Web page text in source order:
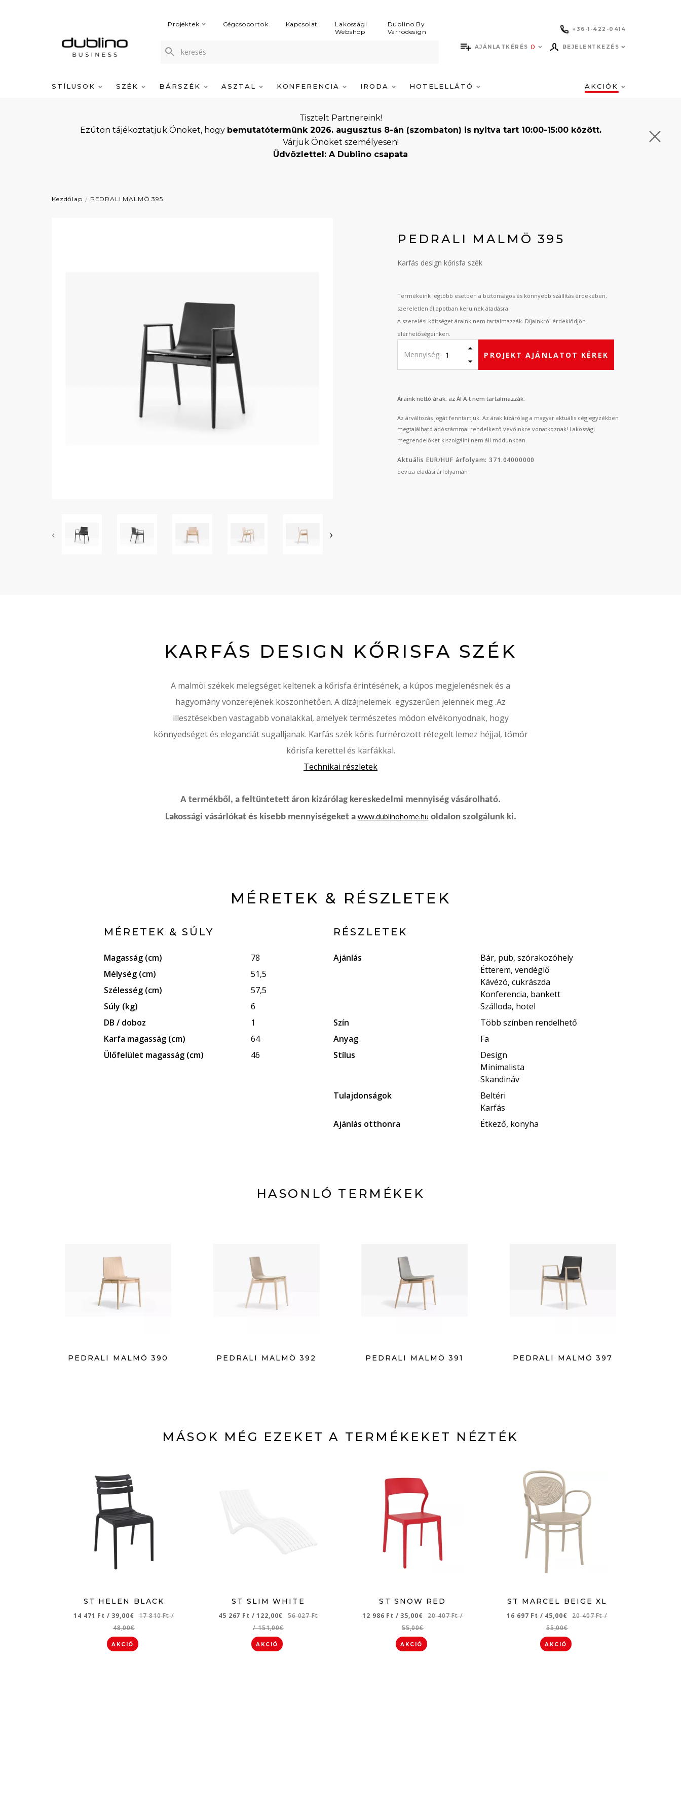
Projektek Cégcsoportok Kapcsolat
Lakossági
Webshop
Dublino By
Varrodesign
+36-1-422-0414
AJÁNLATKÉRÉS 0 BEJELENTKEZÉS
STÍLUSOK SZÉK BÁRSZÉK ASZTAL KONFERENCIA IRODA HOTELELLÁTÓ AKCIÓK
Tisztelt Partnereink!
Ezúton tájékoztatjuk Önöket, hogy bemutatótermünk 2026. augusztus 8-án (szombaton) is nyitva tart 10:00-15:00 között.
Várjuk Önöket személyesen!
Üdvözlettel: A Dublino csapata
Kezdőlap PEDRALI MALMÖ 395
‹ ›
PEDRALI MALMÖ 395
Karfás design kőrisfa szék
Termékeink legtöbb esetben a biztonságos és könnyebb szállítás érdekében,
szereletlen állapotban kerülnek átadásra.
A szerelési költséget áraink nem tartalmazzák. Díjainkról érdeklődjön
elérhetőségeinken.
Mennyiség PROJEKT AJÁNLATOT KÉREK
Áraink nettó árak, az ÁFA-t nem tartalmazzák.
Az árváltozás jogát fenntartjuk. Az árak kizárólag a magyar aktuális cégjegyzékben
megtalálható adószámmal rendelkező vevőinkre vonatkoznak! Lakossági
megrendelőket kiszolgálni nem áll módunkban.
Aktuális EUR/HUF árfolyam: 371.04000000
deviza eladási árfolyamán
KARFÁS DESIGN KŐRISFA SZÉK
A malmöi székek melegséget keltenek a kőrisfa érintésének, a kúpos megjelenésnek és a
hagyomány vonzerejének köszönhetően. A dizájnelemek egyszerűen jelennek meg .Az
illesztésekben vastagabb vonalakkal, amelyek természetes módon elvékonyodnak, hogy
könnyedséget és eleganciát sugalljanak. Karfás szék kőris furnérozott rétegelt lemez héjjal, tömör
kőrisfa kerettel és karfákkal.
Technikai részletek
A termékből, a feltüntetett áron kizárólag kereskedelmi mennyiség vásárolható.
Lakossági vásárlókat és kisebb mennyiségeket a www.dublinohome.hu oldalon szolgálunk ki.
MÉRETEK & RÉSZLETEK
MÉRETEK & SÚLY
Magasság (cm)
78
Mélység (cm)
51,5
Szélesség (cm)
57,5
Súly (kg)
6
DB / doboz
1
Karfa magasság (cm)
64
Ülőfelület magasság (cm)
46
RÉSZLETEK
Ajánlás
Bár, pub, szórakozóhely
Étterem, vendéglő
Kávézó, cukrászda
Konferencia, bankett
Szálloda, hotel
Szín
Több színben rendelhető
Anyag
Fa
Stílus
Design
Minimalista
Skandináv
Tulajdonságok
Beltéri
Karfás
Ajánlás otthonra
Étkező, konyha
HASONLÓ TERMÉKEK
PEDRALI MALMÖ 390 PEDRALI MALMÖ 392 PEDRALI MALMÖ 391 PEDRALI MALMÖ 397
MÁSOK MÉG EZEKET A TERMÉKEKET NÉZTÉK
ST HELEN BLACK
14 471 Ft / 39,00€ 17 810 Ft/
48,00€
AKCIÓ
ST SLIM WHITE
45 267 Ft / 122,00€
56 027 Ft
/ 151,00€
AKCIÓ
ST SNOW RED
12 986 Ft / 35,00€ 20 407 Ft/
55,00€
AKCIÓ
ST MARCEL BEIGE XL
16 697 Ft / 45,00€ 20 407 Ft/
55,00€
AKCIÓ